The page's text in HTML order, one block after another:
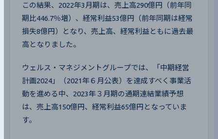
この結果、2022年3月期は、売上高290億円（前年同
期比446.7％増）、経常利益53億円（前年同期は経常
損失8億円）となり、売上高、経常利益ともに過去最
高となりました。
ウェルス・マネジメントグループでは、「中期経営
計画2024」（2021年６月公表）を達成すべく事業活
動を進める中、2023年３月期の通期連結業績予想
は、売上高150億円、経常利益65億円となっていま
す。